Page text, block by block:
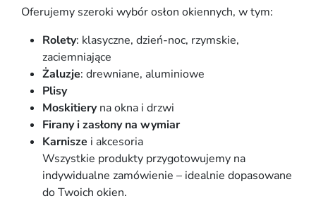
Oferujemy szeroki wybór osłon okiennych, w tym:
Rolety: klasyczne, dzień-noc, rzymskie,
zaciemniające
Żaluzje: drewniane, aluminiowe
Plisy
Moskitieryna okna i drzwi
Firany i zasłony na wymiar
Karnisze i akcesoria
Wszystkie produkty przygotowujemy na
indywidualne zamówienie – idealnie dopasowane
do Twoich okien.